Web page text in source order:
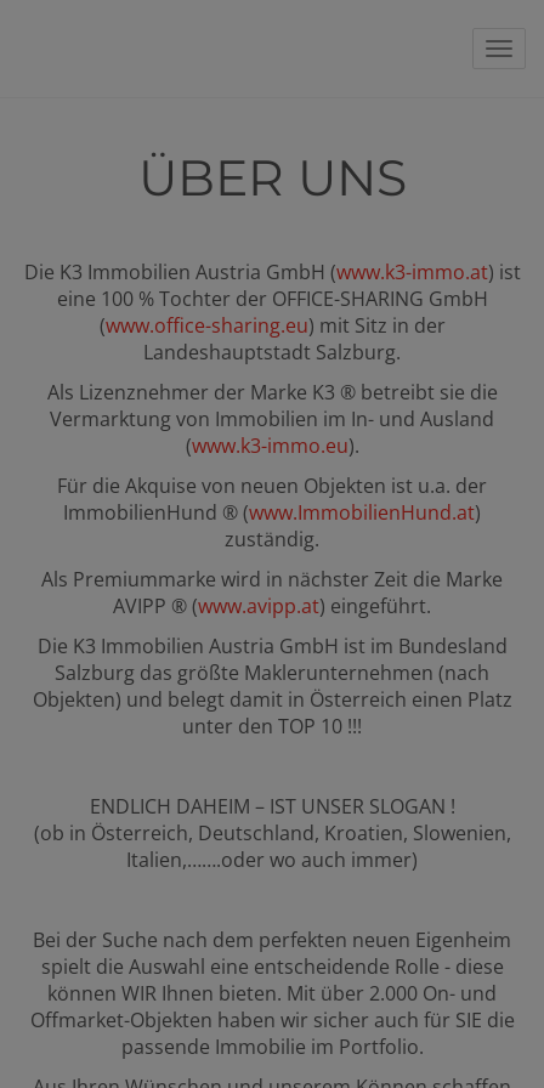
ÜBER UNS
Die K3 Immobilien Austria GmbH (www.k3-immo.at) ist
eine 100 % Tochter der OFFICE-SHARING GmbH
(www.office-sharing.eu) mit Sitz in der
Landeshauptstadt Salzburg.
Als Lizenznehmer der Marke K3 ® betreibt sie die
Vermarktung von Immobilien im In- und Ausland
(www.k3-immo.eu).
Für die Akquise von neuen Objekten ist u.a. der
ImmobilienHund ® (www.ImmobilienHund.at)
zuständig.
Als Premiummarke wird in nächster Zeit die Marke
AVIPP ® (www.avipp.at) eingeführt.
Die K3 Immobilien Austria GmbH ist im Bundesland
Salzburg das größte Maklerunternehmen (nach
Objekten) und belegt damit in Österreich einen Platz
unter den TOP 10 !!!
ENDLICH DAHEIM – IST UNSER SLOGAN !
(ob in Österreich, Deutschland, Kroatien, Slowenien,
Italien,…….oder wo auch immer)
Bei der Suche nach dem perfekten neuen Eigenheim
spielt die Auswahl eine entscheidende Rolle - diese
können WIR Ihnen bieten. Mit über 2.000 On- und
Offmarket-Objekten haben wir sicher auch für SIE die
passende Immobilie im Portfolio.